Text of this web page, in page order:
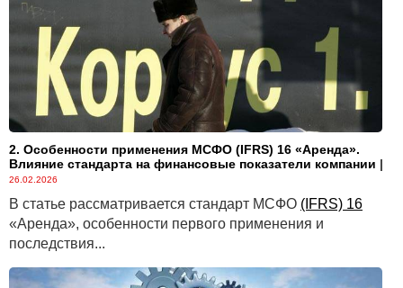
2. Особенности применения МСФО (IFRS) 16 «Аренда».
Влияние стандарта на финансовые показатели компании |
26.02.2026
В статье рассматривается стандарт МСФО (IFRS) 16
«Аренда», особенности первого применения и
последствия...